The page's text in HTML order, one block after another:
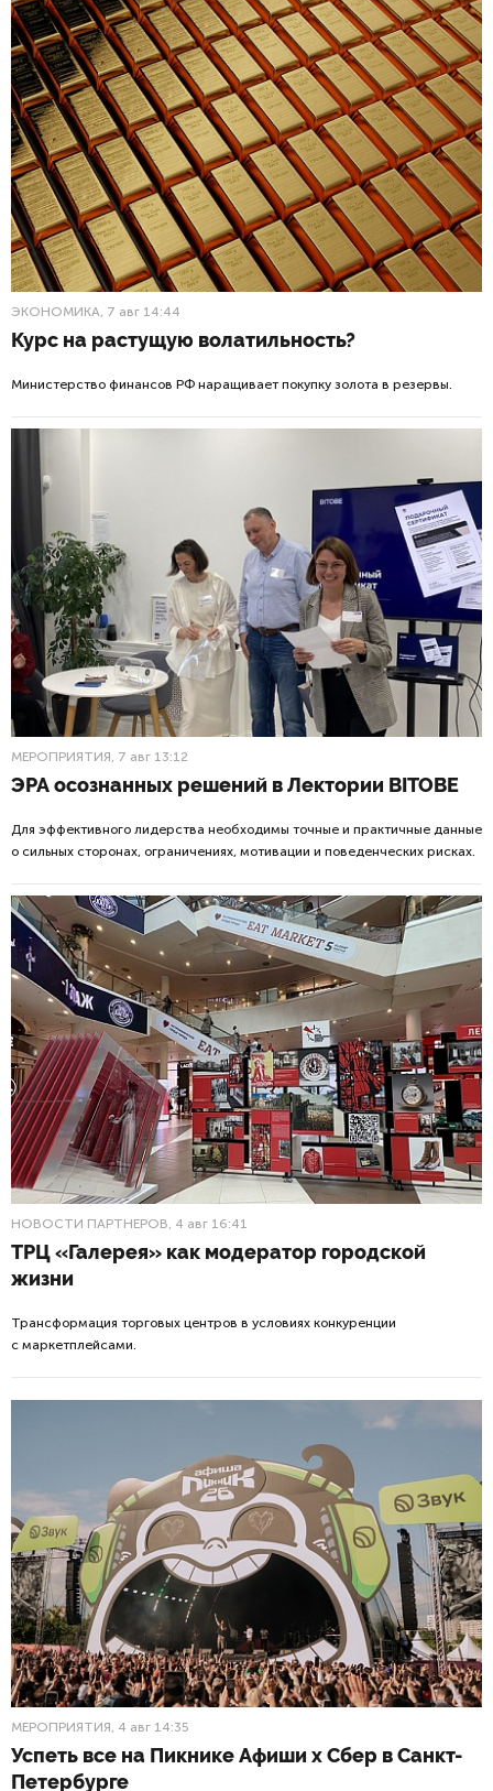
ЭКОНОМИКА, 7 авг 14:44
Курс на растущую волатильность?
Министерство финансов РФ наращивает покупку золота в резервы.
МЕРОПРИЯТИЯ, 7 авг 13:12
ЭРА осознанных решений в Лектории BITOBE
Для эффективного лидерства необходимы точные и практичные данные
о сильных сторонах, ограничениях, мотивации и поведенческих рисках.
НОВОСТИ ПАРТНЕРОВ , 4 авг 16:41
ТРЦ «Галерея» как модератор городской
жизни
Трансформация торговых центров в условиях конкуренции
с маркетплейсами.
МЕРОПРИЯТИЯ, 4 авг 14:35
Успеть все на Пикнике Афиши x Сбер в Санкт-
Петербурге